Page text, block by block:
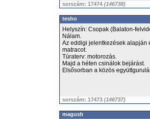
sorszám: 17474 (146738)
tesho
Helyszín: Csopak (Balaton-
Nálam.
Az eddigi jelentkezések alapján
matracot.
Túraterv: motorozás.
Majd a héten csinálok bejárást.
Elsősorban a közös
sorszám: 17473 (146737)
magush